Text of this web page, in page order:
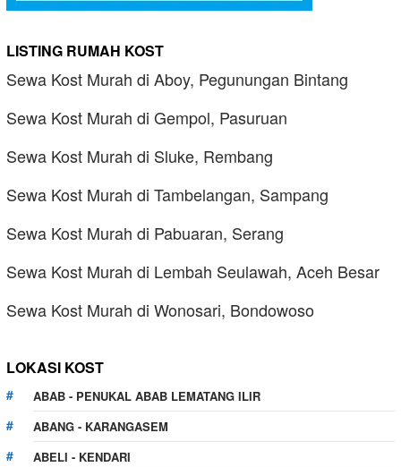
LISTING RUMAH KOST
Sewa Kost Murah di Aboy, Pegunungan Bintang
Sewa Kost Murah di Gempol, Pasuruan
Sewa Kost Murah di Sluke, Rembang
Sewa Kost Murah di Tambelangan, Sampang
Sewa Kost Murah di Pabuaran, Serang
Sewa Kost Murah di Lembah Seulawah, Aceh Besar
Sewa Kost Murah di Wonosari, Bondowoso
LOKASI KOST
ABAB - PENUKAL ABAB LEMATANG ILIR
ABANG - KARANGASEM
ABELI - KENDARI